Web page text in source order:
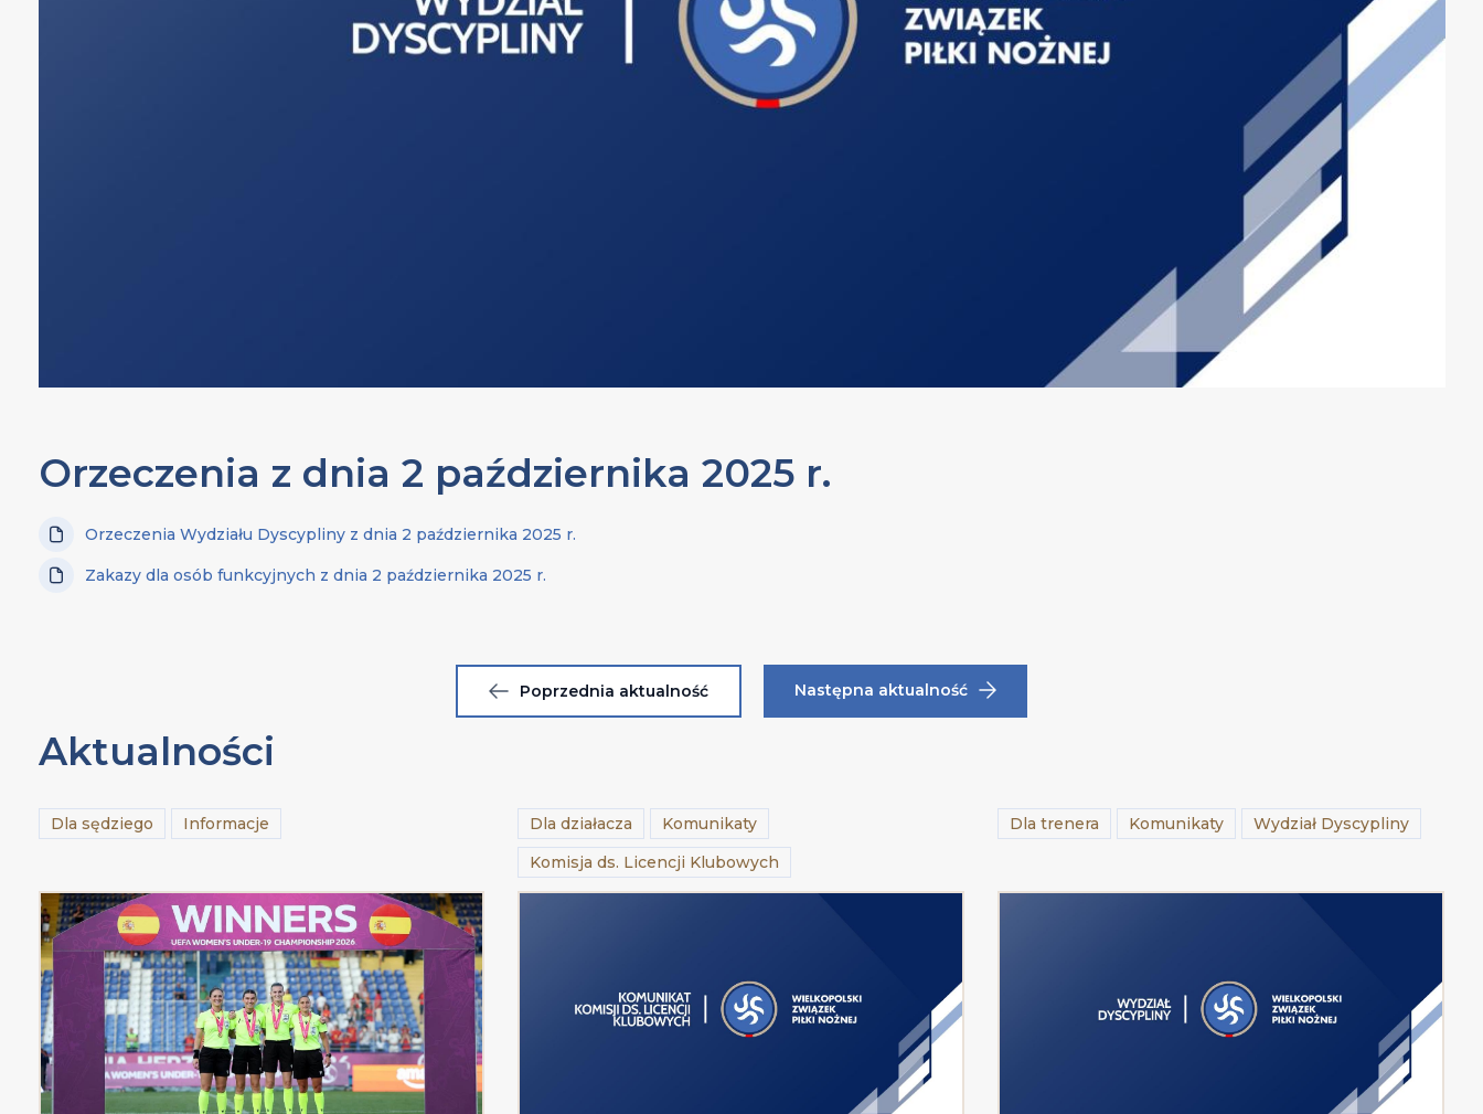
Orzeczenia z dnia 2 października 2025 r.
Orzeczenia Wydziału Dyscypliny z dnia 2 października 2025 r.
Zakazy dla osób funkcyjnych z dnia 2 października 2025 r.
Poprzednia aktualność Następna aktualność
Aktualności
Dla sędziego Informacje Dla działacza
Komunikaty
Komisja ds. Licencji Klubowych
Dla trenera Komunikaty Wydział Dyscypliny